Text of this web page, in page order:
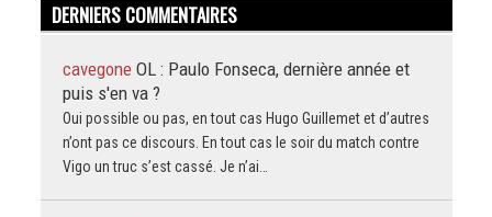
DERNIERS COMMENTAIRES
cavegone OL : Paulo Fonseca, dernière année et
puis s'en va ?
Oui possible ou pas, en tout cas Hugo Guillemet et d’autres
n’ont pas ce discours. En tout cas le soir du match contre
Vigo un truc s’est cassé. Je n’ai…